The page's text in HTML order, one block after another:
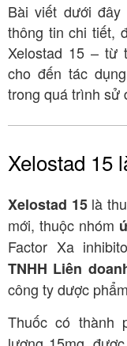
Bài viết dưới
thông tin chi tiết,
Xelostad 15 – từ
cho đến tác
trong quá trình sử
Xelostad 15
Xelostad 15là
mới, thuộc nhóm
Factor Xa
TNHH Liên
công ty dược
Thuốc có thành